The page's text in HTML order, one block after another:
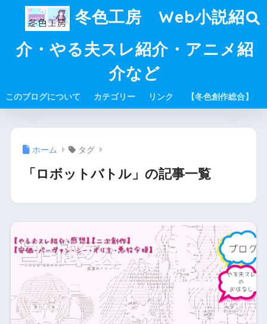
冬色工房 Web小説紹
介・やる夫スレ紹介・アニメ紹
介など
このブログについて カテゴリー リンク 【冬色創作総合】
ホーム タグ
「ロボットバトル」の記事一覧